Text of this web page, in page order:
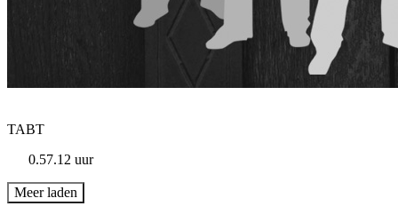
TABT
0.57.12 uur
Meer laden